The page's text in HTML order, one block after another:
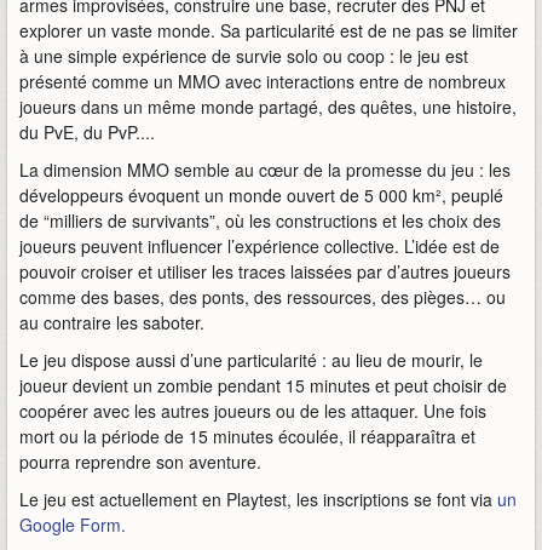
armes improvisées, construire une base, recruter des PNJ et
explorer un vaste monde. Sa particularité est de ne pas se limiter
à une simple expérience de survie solo ou coop : le jeu est
présenté comme un MMO avec interactions entre de nombreux
joueurs dans un même monde partagé, des quêtes, une histoire,
du PvE, du PvP....
La dimension MMO semble au cœur de la promesse du jeu : les
développeurs évoquent un monde ouvert de 5 000 km², peuplé
de “milliers de survivants”, où les constructions et les choix des
joueurs peuvent influencer l’expérience collective. L’idée est de
pouvoir croiser et utiliser les traces laissées par d’autres joueurs
comme des bases, des ponts, des ressources, des pièges… ou
au contraire les saboter.
Le jeu dispose aussi d’une particularité : au lieu de mourir, le
joueur devient un zombie pendant 15 minutes et peut choisir de
coopérer avec les autres joueurs ou de les attaquer. Une fois
mort ou la période de 15 minutes écoulée, il réapparaîtra et
pourra reprendre son aventure.
Le jeu est actuellement en Playtest, les inscriptions se font via un
Google Form.